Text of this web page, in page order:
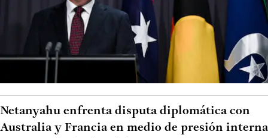
Netanyahu enfrenta disputa diplomática con
Australia y Francia en medio de presión interna